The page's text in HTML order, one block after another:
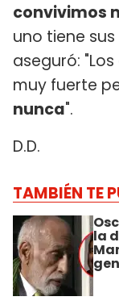
convivimos
uno tiene
aseguró:
muy fuerte
nunca".
D.D.
TAMBIÉN TE
la